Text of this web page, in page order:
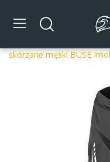
Strona główna DLA
skórzane męski BUSE